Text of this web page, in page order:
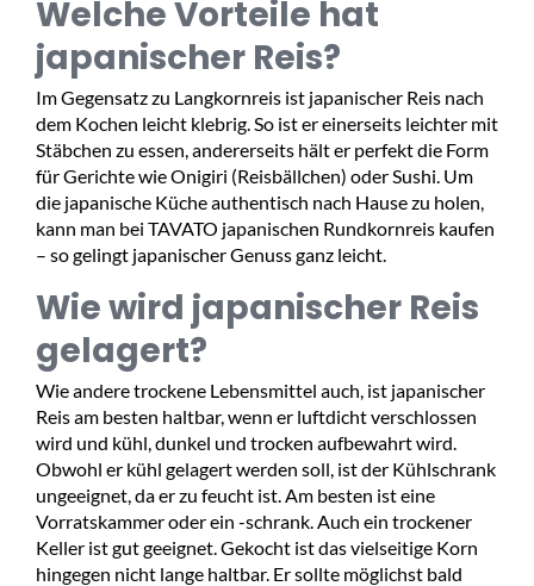
Welche Vorteile hat
japanischer Reis?
Im Gegensatz zu Langkornreis ist japanischer Reis nach
dem Kochen leicht klebrig. So ist er einerseits leichter mit
Stäbchen zu essen, andererseits hält er perfekt die Form
für Gerichte wie Onigiri (Reisbällchen) oder Sushi. Um
die japanische Küche authentisch nach Hause zu holen,
kann man bei TAVATO japanischen Rundkornreis kaufen
– so gelingt japanischer Genuss ganz leicht.
Wie wird japanischer Reis
gelagert?
Wie andere trockene Lebensmittel auch, ist japanischer
Reis am besten haltbar, wenn er luftdicht verschlossen
wird und kühl, dunkel und trocken aufbewahrt wird.
Obwohl er kühl gelagert werden soll, ist der Kühlschrank
ungeeignet, da er zu feucht ist. Am besten ist eine
Vorratskammer oder ein -schrank. Auch ein trockener
Keller ist gut geeignet. Gekocht ist das vielseitige Korn
hingegen nicht lange haltbar. Er sollte möglichst bald